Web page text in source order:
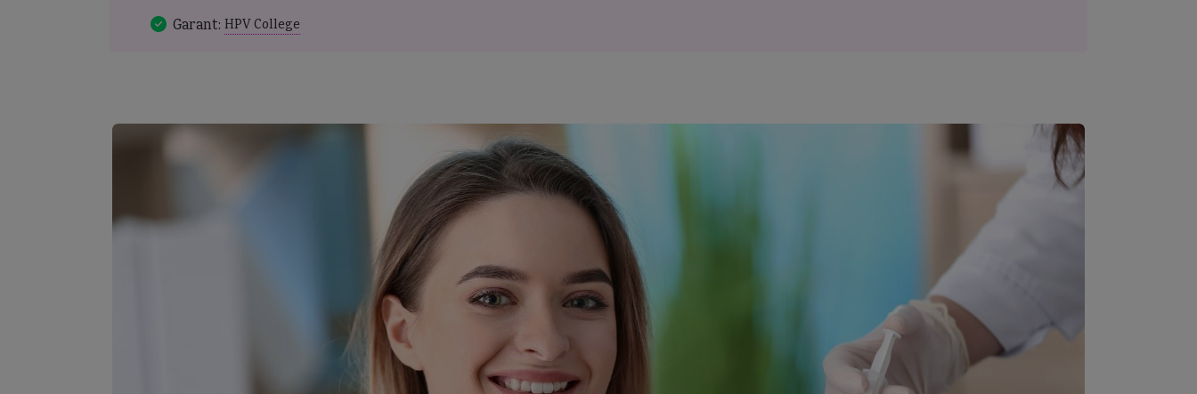
Garant:HPV College